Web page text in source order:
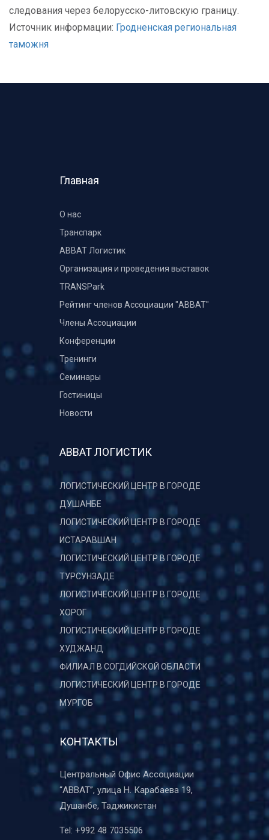
следования через белорусско-литовскую границу.
Источник информации: Гродненская региональная
таможня
Главная
О нас
Транспарк
ABBAT Логистик
Организация и проведения выставок
TRANSPark
Рейтинг членов Ассоциации "АВВАТ"
Члены Ассоциации
Конференции
Тренинги
Семинары
Гостиницы
Новости
АВВАТ ЛОГИСТИК
ЛОГИСТИЧЕСКИЙ ЦЕНТР В ГОРОДЕ
ДУШАНБЕ
ЛОГИСТИЧЕСКИЙ ЦЕНТР В ГОРОДЕ
ИСТАРАВШАН
ЛОГИСТИЧЕСКИЙ ЦЕНТР В ГОРОДЕ
ТУРСУНЗАДЕ
ЛОГИСТИЧЕСКИЙ ЦЕНТР В ГОРОДЕ
ХОРОГ
ЛОГИСТИЧЕСКИЙ ЦЕНТР В ГОРОДЕ
ХУДЖАНД
ФИЛИАЛ В СОГДИЙСКОЙ ОБЛАСТИ
ЛОГИСТИЧЕСКИЙ ЦЕНТР В ГОРОДЕ
МУРГОБ
КОНТАКТЫ
Центральный Офис Ассоциации
“ABBAT”, улица Н. Карабаева 19,
Душанбе, Таджикистан
Tel: +992 48 7035506